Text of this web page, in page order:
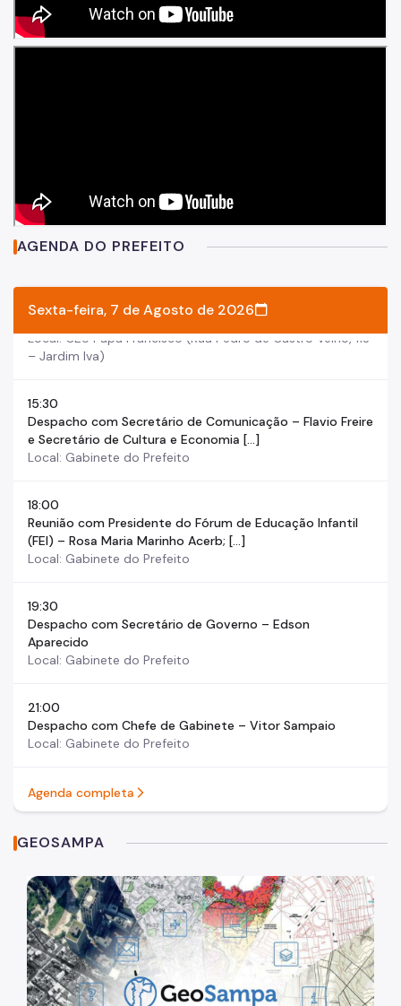
AGENDA DO PREFEITO
Sexta-feira, 7 de Agosto de 2026
13:00
Início da Segunda Fase do Programa Avança Saúde
Escolar – Oftalmologia com Ampliação de [...]
Local: CEU Papa Francisco (Rua Pedro de Castro Velho, 113
– Jardim Iva)
15:30
Despacho com Secretário de Comunicação – Flavio Freire
e Secretário de Cultura e Economia [...]
Local: Gabinete do Prefeito
18:00
Reunião com Presidente do Fórum de Educação Infantil
(FEI) – Rosa Maria Marinho Acerb; [...]
Local: Gabinete do Prefeito
19:30
Despacho com Secretário de Governo – Edson
Aparecido
Local: Gabinete do Prefeito
21:00
Despacho com Chefe de Gabinete – Vitor Sampaio
Local: Gabinete do Prefeito
Agenda completa arrow_forward_ios_right
GEOSAMPA